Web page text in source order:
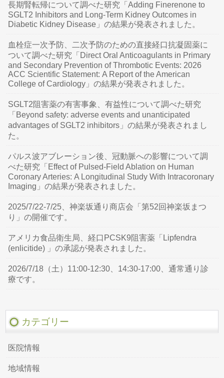
長期腎転帰について調べた研究「Adding Finerenone to
SGLT2 Inhibitors and Long-Term Kidney Outcomes in
Diabetic Kidney Disease」の結果が発表されました。
血栓症一次予防、二次予防のための直接経口抗凝固薬に
ついて調べた研究「Direct Oral Anticoagulants in Primary
and Secondary Prevention of Thrombotic Events: 2026
ACC Scientific Statement: A Report of the American
College of Cardiology」の結果が発表されました。
SGLT2阻害薬の有害事象、有益性について調べた研究
「Beyond safety: adverse events and unanticipated
advantages of SGLT2 inhibitors」の結果が発表されまし
た。
パルス波アブレーション後、冠動脈への影響について調
べた研究「Effect of Pulsed-Field Ablation on Human
Coronary Arteries: A Longitudinal Study With Intracoronary
Imaging」の結果が発表されました。
2025/7/22-7/25、神楽坂通り商店会「第52回神楽坂まつ
り」の開催です。
アメリカ食品衛生局、経口PCSK9阻害薬「Lipfendra
(enlicitide) 」の承認が発表されました。
2026/7/18（土）11:00-12:30、14:30-17:00、通常通り診
療です。
カテゴリー
医院情報
地域情報